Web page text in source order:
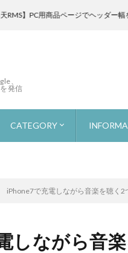
、
発信
CATEGORY
用商品ページでヘッダー幅を画面い
iPhone7で充電しながら音楽を聴く2
しながら音